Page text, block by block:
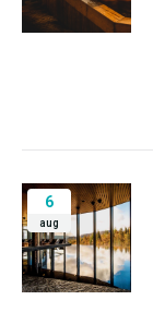
6
aug